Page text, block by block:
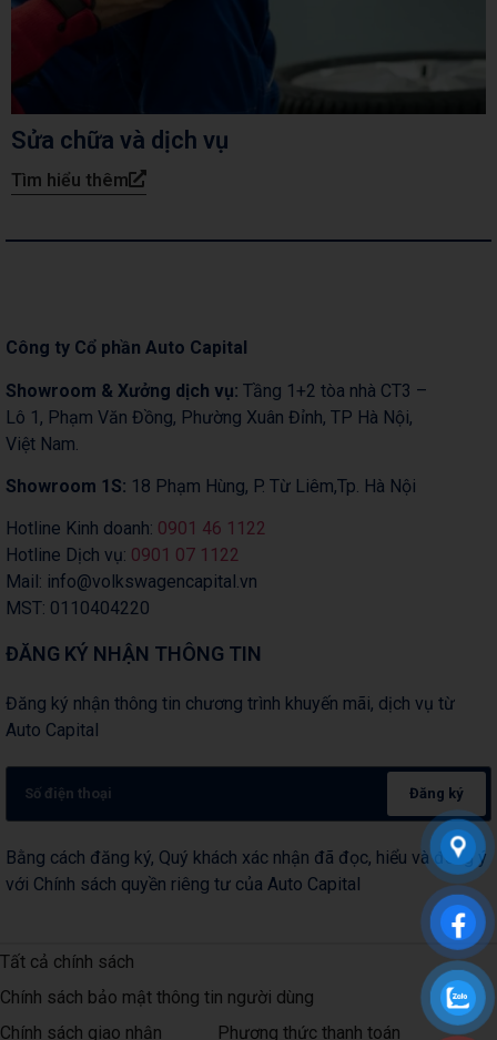
Sửa chữa và dịch vụ
Tìm hiểu thêm
Công ty Cổ phần Auto Capital
Showroom & Xưởng dịch vụ: Tầng 1+2 tòa nhà CT3 –
Lô 1, Phạm Văn Đồng, Phường Xuân Đỉnh, TP Hà Nội,
Việt Nam.
Showroom 1S: 18 Phạm Hùng, P. Từ Liêm,Tp. Hà Nội
Hotline Kinh doanh: 0901 46 1122
Hotline Dịch vụ: 0901 07 1122
Mail: info@volkswagencapital.vn
MST: 0110404220
ĐĂNG KÝ NHẬN THÔNG TIN
Đăng ký nhận thông tin chương trình khuyến mãi, dịch vụ từ
Auto Capital
Đăng ký
Bằng cách đăng ký, Quý khách xác nhận đã đọc, hiểu và đồng ý
với Chính sách quyền riêng tư của Auto Capital
Tất cả chính sách
Chính sách bảo mật thông tin người dùng
Chính sách giao nhận
Phương thức thanh toán